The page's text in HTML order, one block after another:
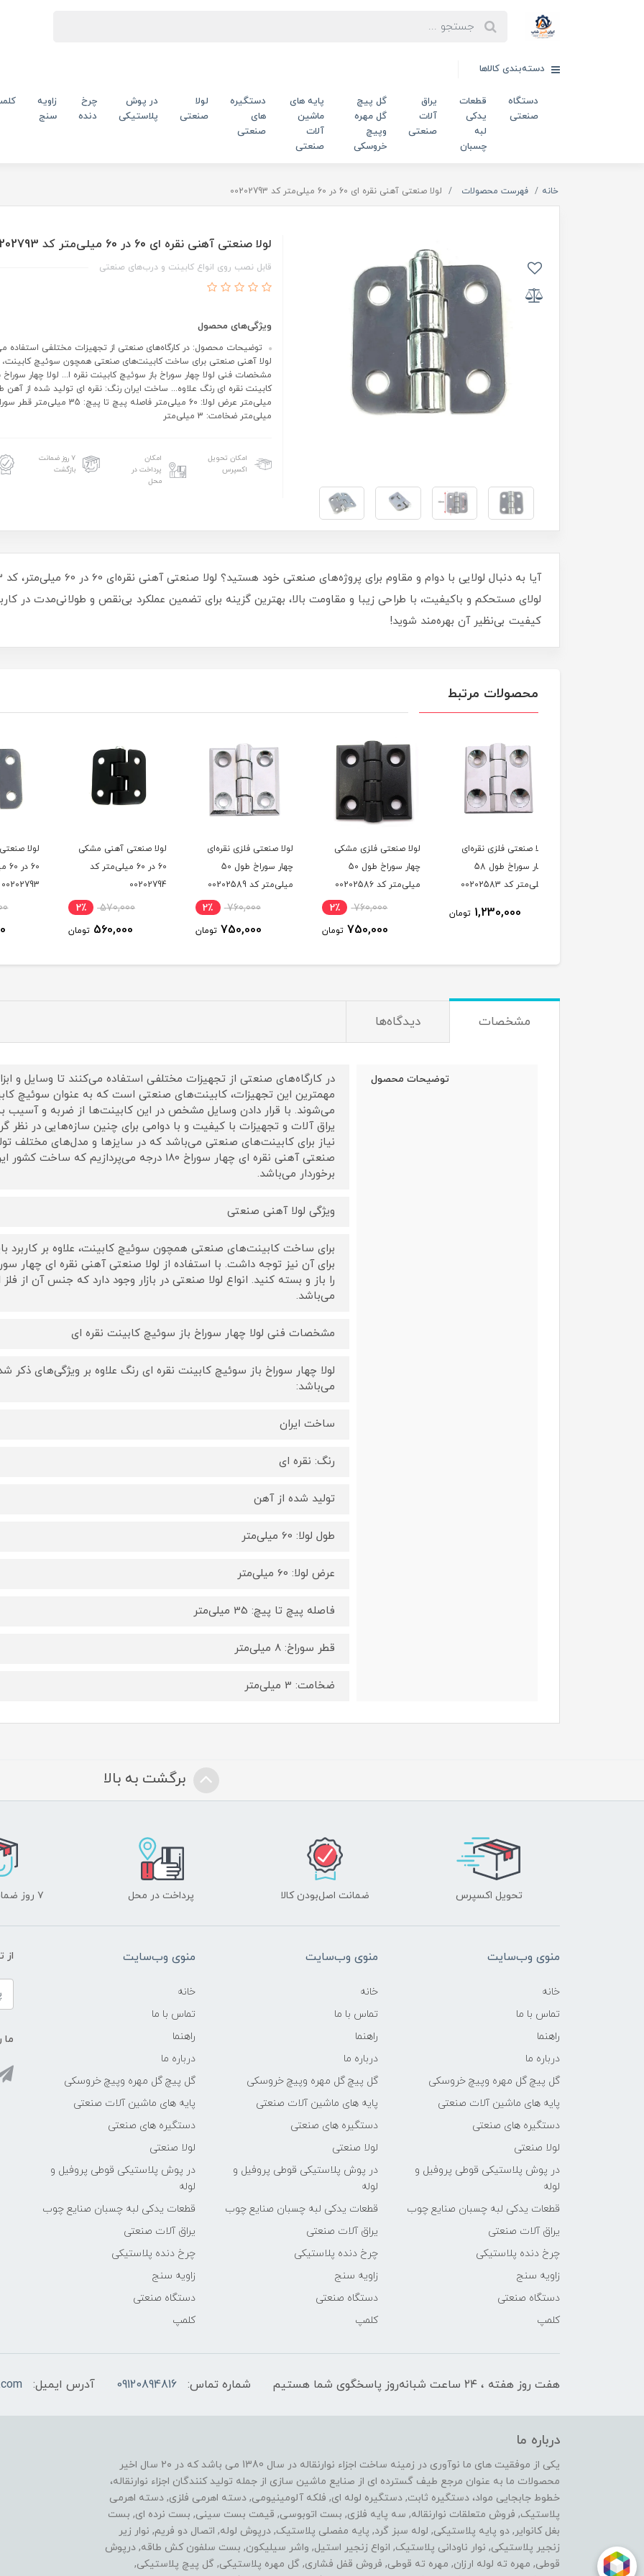
دسته‌بندی کالاها
دستگاه
صنعتی
قطعات
یدکی
لبه
چسبان
یراق
آلات
صنعتی
گل پیچ
گل مهره
وپیچ
خروسکی
پایه های
ماشین
آلات
صنعتی
دستگیره
های
صنعتی
لولا
صنعتی
در پوش
پلاستیکی
چرخ
دنده
زاویه
سنج
خانه فهرست محصولات لولا صنعتی آهنی نقره ای 60 در 60 میلی‌متر کد 00202793
لولا صنعتی آهنی نقره ای 60 در 60 میلی‌متر کد 00202793
قابل نصب روی انواع کابینت‌ و درب‌های صنعتی
ویژگی‌های محصول
توضیحات محصول: در کارگاه‌های صنعتی از تجهیزات مختلفی استفاده
لولا آهنی صنعتی برای ساخت کابینت‌های صنعتی همچون سوئیچ کابینت،
مشخصات فنی لولا چهار سوراخ باز سوئیچ کابینت نقره ا... لولا چهار سوراخ
میلی‌متر ضخامت: 3 ‌میلی‌متر
امکان تحویل
اکسپرس
امکان
پرداخت در
محل
۷ روز ضمانت
بازگشت
لولای مستحکم و باکیفیت، با طراحی زیبا و مقاومت بالا، بهترین گزینه برای تضمین عملکرد بی‌نقص و طولانی‌مدت در
کیفیت بی‌نظیر آن بهره‌مند شوید!
محصولات مرتبط
لولا صنعتی فلزی مشکی
میلی‌متر کد 00202586
760,000
لولا صنعتی فلزی نقره‌ای
میلی‌متر کد 00202589
760,000
750,000 تومان
لولا صنعتی آهنی مشکی
60 در 60 میلی‌متر کد
00202794
570,000
560,000 تومان
لولا صنعتی آهنی نقره ای
60 در 60 میلی‌متر کد
00202793
570,000
560,000 تومان
لولا
میلی‌متر
مشخصات دیدگاه‌ها
توضیحات محصول
در کارگاه‌های صنعتی از تجهیزات مختلفی استفاده می‌کنند تا وسایل و
مهمترین این تجهیزات، کابینت‌های صنعتی است که به عنوان سوئیچ
می‌شوند. با قرار دادن وسایل مشخص در این کابینت‌ها از ضربه و آسیب
یراق آلات و تجهیزات با کیفیت و با دوامی برای چنین سازه‌هایی در نظر
نیاز برای کابینت‌های صنعتی می‌باشد که در سایزها و مدل‌های مختلف
صنعتی آهنی نقره ای چهار سوراخ 180 درجه
برخوردار می‌باشد.
ویژگی لولا آهنی صنعتی
برای ساخت کابینت‌های صنعتی همچون سوئیچ کابینت، علاوه بر کاربرد
را باز و بسته کنید. انواع لولا صنعتی در بازار وجود دارد که جنس آن از
می‌باشد.
مشخصات فنی لولا چهار سوراخ باز سوئیچ کابینت نقره ای
لولا چهار سوراخ باز سوئیچ کابینت نقره ای رنگ علاوه بر ویژگی‌های ذکر
می‌باشد:
ساخت ایران
رنگ: نقره ای
تولید شده از آهن
طول لولا: 60 میلی‌متر
عرض لولا: 60 میلی‌متر
فاصله پیچ تا پیچ: 35 میلی‌متر
قطر سوراخ: 8 میلی‌متر
ضخامت: 3 ‌میلی‌متر
برگشت به بالا
تحویل اکسپرس ضمانت اصل‌بودن کالا پرداخت در محل ۷ روز ضمانت بازگشت
منوی وب‌سایت
خانه
تماس با ما
راهنما
درباره ما
گل پیچ گل مهره وپیچ خروسکی
پایه های ماشین آلات صنعتی
دستگیره های صنعتی
لولا صنعتی
در پوش پلاستیکی قوطی پروفیل و
لوله
قطعات یدکی لبه چسبان صنایع چوب
یراق آلات صنعتی
چرخ دنده پلاستیکی
زاویه سنج
دستگاه صنعتی
کلمپ
منوی وب‌سایت
خانه
تماس با ما
راهنما
درباره ما
گل پیچ گل مهره وپیچ خروسکی
پایه های ماشین آلات صنعتی
دستگیره های صنعتی
لولا صنعتی
در پوش پلاستیکی قوطی پروفیل و
لوله
قطعات یدکی لبه چسبان صنایع چوب
یراق آلات صنعتی
چرخ دنده پلاستیکی
زاویه سنج
دستگاه صنعتی
کلمپ
منوی وب‌سایت
خانه
تماس با ما
راهنما
درباره ما
گل پیچ گل مهره وپیچ خروسکی
پایه های ماشین آلات صنعتی
دستگیره های صنعتی
لولا صنعتی
در پوش پلاستیکی قوطی پروفیل و
لوله
قطعات یدکی لبه چسبان صنایع چوب
یراق آلات صنعتی
چرخ دنده پلاستیکی
زاویه سنج
دستگاه صنعتی
کلمپ
از
ما
هفت روز هفته ، ۲۴ ساعت شبانه‌روز پاسخگوی شما هستیم شماره تماس: 09120894816 آدرس ایمیل:
درباره ما
یکی از موفقیت های ما نوآوری در زمینه ساخت اجزاء نوارنقاله در سال 1380 می باشد که در ۲۰ سال اخیر
محصولات ما به عنوان مرجع طیف گسترده ای از صنایع ماشین سازی از جمله تولید کنندگان اجزاء نوارنقاله،
خطوط جابجایی مواد، دستگیره ثابت, دستگیره لوله ای, فلکه آلومینیومی, دسته اهرمی فلزی, دسته اهرمی
پلاستیک, فروش متعلقات نوارنقاله, سه پایه فلزی, بست اتوبوسی, قیمت بست سینی, بست نرده ای, بست
بغل کانوایر, دو پایه پلاستیکی, لوله سبز گرد, پایه مفصلی پلاستیک, درپوش لوله, اتصال دو فریم, نوار زیر
زنجیر پلاستیکی, نوار ناودانی پلاستیک, انواع زنجیر استیل, واشر سیلیکون, بست سلفون کش طاقه, درپوش
قوطی, مهره ته لوله ارزان, مهره ته قوطی, فروش قفل فشاری, گل مهره پلاستیکی, گل پیچ پلاستیکی,